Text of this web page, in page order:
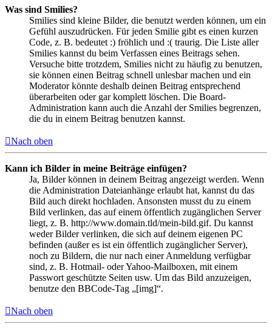
Was sind Smilies?
Smilies sind kleine Bilder, die benutzt werden können, um ein
Gefühl auszudrücken. Für jeden Smilie gibt es einen kurzen
Code, z. B. bedeutet :) fröhlich und :( traurig. Die Liste aller
Smilies kannst du beim Verfassen eines Beitrags sehen.
Versuche bitte trotzdem, Smilies nicht zu häufig zu benutzen,
sie können einen Beitrag schnell unlesbar machen und ein
Moderator könnte deshalb deinen Beitrag entsprechend
überarbeiten oder gar komplett löschen. Die Board-
Administration kann auch die Anzahl der Smilies begrenzen,
die du in einem Beitrag benutzen kannst.
Nach oben
Kann ich Bilder in meine Beiträge einfügen?
Ja, Bilder können in deinem Beitrag angezeigt werden. Wenn
die Administration Dateianhänge erlaubt hat, kannst du das
Bild auch direkt hochladen. Ansonsten musst du zu einem
Bild verlinken, das auf einem öffentlich zugänglichen Server
liegt, z. B. http://www.domain.tld/mein-bild.gif. Du kannst
weder Bilder verlinken, die sich auf deinem eigenen PC
befinden (außer es ist ein öffentlich zugänglicher Server),
noch zu Bildern, die nur nach einer Anmeldung verfügbar
sind, z. B. Hotmail- oder Yahoo-Mailboxen, mit einem
Passwort geschützte Seiten usw. Um das Bild anzuzeigen,
benutze den BBCode-Tag „[img]“.
Nach oben